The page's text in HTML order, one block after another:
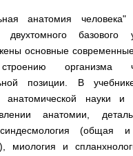
и неотложной
и инструментальных
анатомия
двухтомного базового
основные
строению организма
позиции. В
науки и
анатомии,
(общая
миология и